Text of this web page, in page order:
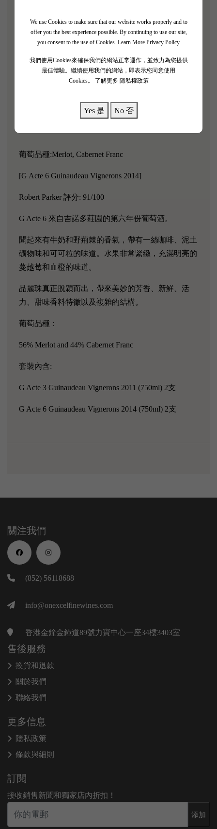
We use Cookies to make sure that our website works properly and to
offer you the best experience possible. By continuing to use our site,
you consent to the use of Cookies. Learn More Privacy Policy
我們使用Cookies來確保我們的網站正常運作，並致力為您提供
最佳體驗。繼續使用我們的網站，即表示您同意使用
Cookies。
了解更多 隱私權政策
Yes 是 No 否
中等紅寶石-石榴紅顏色。濃鬱的經典品麗珠酒香
（佔混釀葡萄酒的近 50%），帶有石墨、乾香草和樹
籬水果的香氣。口感緊湊而精確，以更美味可口的水
果為核心，並以鬆脆但平衡的單寧結構為框架。梅洛
葡萄酒口感中段有些豐滿，但一切都恰到好處。這款
中陳年的果香和成熟、樸實的色調達到了完美的平
葡萄品種:Merlot, Cabernet Franc
[G Acte 6 Guinaudeau Vignerons 2014]
Robert Parker 評分: 91/100
G Acte 6 來自吉諾多莊園的第六年份葡萄酒。
聞起來有牛奶和野荊棘的香氣，帶有一絲咖啡、泥土
礦物味和可可粒的味道。水果非常緊緻，充滿明亮的
蔓越莓和血橙的味道。
品麗珠真正脫穎而出，帶來美妙的芳香、新鮮、活
力、甜味香料特徵以及複雜的結構。
葡萄品種：
56% Merlot and 44% Cabernet Franc
套裝內含:
G Acte 3 Guinaudeau Vignerons 2011 (750ml) 2支
G Acte 6 Guinaudeau Vignerons 2014 (750ml) 2支
關注我們
(852) 56118688
info@onexcelfinewines.com
香港金鐘金鐘道89號力寶中心一座34樓3403室
售後服務
換貨和退款
關於我們
聯絡我們
更多信息
隱私政策
條款與細則
訂閱
接收銷售新聞和獨家店內折扣！
添加